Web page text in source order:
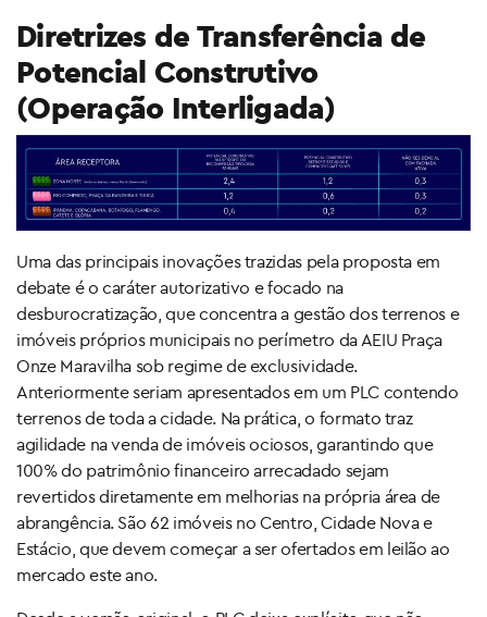
Diretrizes de Transferência de
Potencial Construtivo
(Operação Interligada)
Uma das principais inovações trazidas pela proposta em
debate é o caráter autorizativo e focado na
desburocratização, que concentra a gestão dos terrenos e
imóveis próprios municipais no perímetro da AEIU Praça
Onze Maravilha sob regime de exclusividade.
Anteriormente seriam apresentados em um PLC contendo
terrenos de toda a cidade. Na prática, o formato traz
agilidade na venda de imóveis ociosos, garantindo que
100% do patrimônio financeiro arrecadado sejam
revertidos diretamente em melhorias na própria área de
abrangência. São 62 imóveis no Centro, Cidade Nova e
Estácio, que devem começar a ser ofertados em leilão ao
mercado este ano.